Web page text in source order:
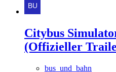
Citybus
(Offizieller
bus_und_bahn